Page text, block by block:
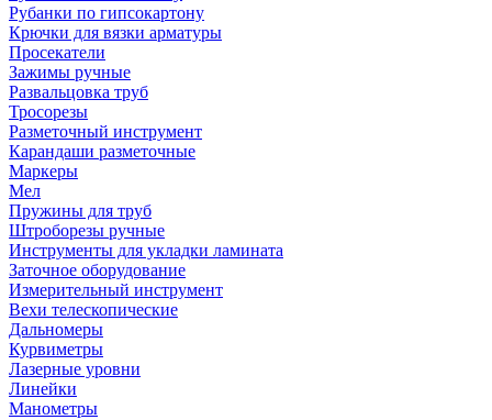
Рубанки по гипсокартону
Крючки для вязки арматуры
Просекатели
Зажимы ручные
Развальцовка труб
Тросорезы
Разметочный инструмент
Карандаши разметочные
Маркеры
Мел
Пружины для труб
Штроборезы ручные
Инструменты для укладки ламината
Заточное оборудование
Измерительный инструмент
Вехи телескопические
Дальномеры
Курвиметры
Лазерные уровни
Линейки
Манометры